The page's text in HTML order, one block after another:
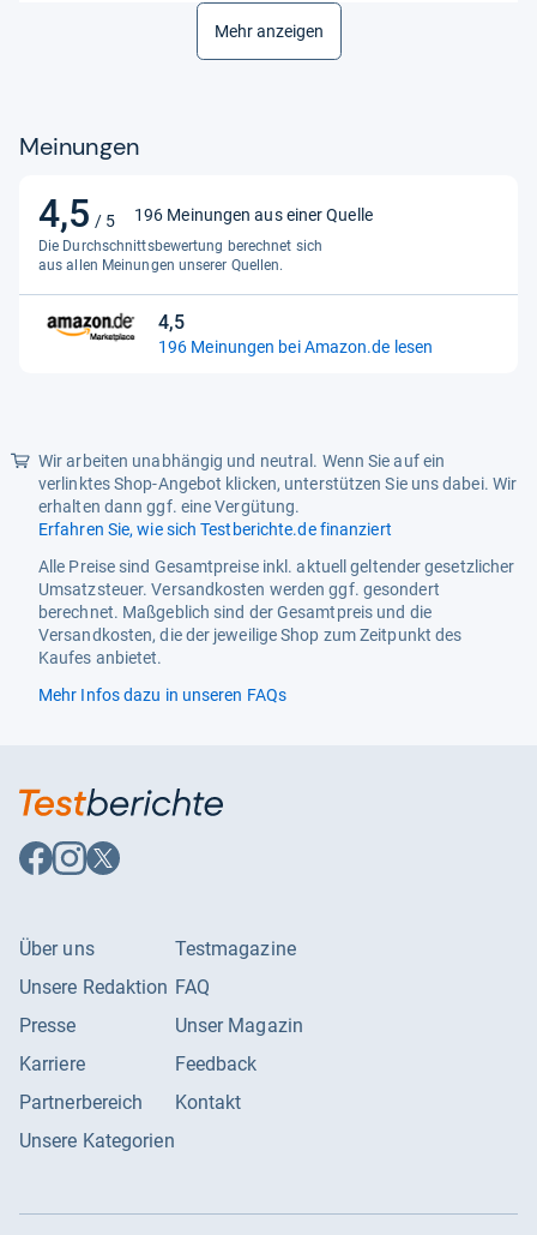
Mehr anzeigen
Meinungen
4,5 / 5
4,5
von
5
Sternen
196 Meinungen aus einer Quelle
Die Durchschnittsbewertung berechnet sich
aus allen Meinungen unserer Quellen.
4,5
4,5
von
196 Meinungen bei Amazon.de lesen
Wir arbeiten unabhängig und neutral. Wenn Sie auf ein
verlinktes Shop-Angebot klicken, unterstützen Sie uns dabei. Wir
erhalten dann ggf. eine Vergütung.
Erfahren Sie, wie sich Testberichte.de finanziert
Alle Preise sind Gesamtpreise inkl. aktuell geltender gesetzlicher
Umsatzsteuer. Versandkosten werden ggf. gesondert
berechnet. Maßgeblich sind der Gesamtpreis und die
Versandkosten, die der jeweilige Shop zum Zeitpunkt des
Kaufes anbietet.
Mehr Infos dazu in unseren FAQs
Auf
Facebook
Auf
Instagram
Auf
X
Über uns
Unsere Redaktion
Presse
Karriere
Partnerbereich
Unsere Kategorien
Testmagazine
FAQ
Unser Magazin
Feedback
Kontakt